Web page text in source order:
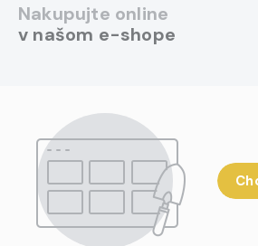
Nakupujte online
v našom e-shope